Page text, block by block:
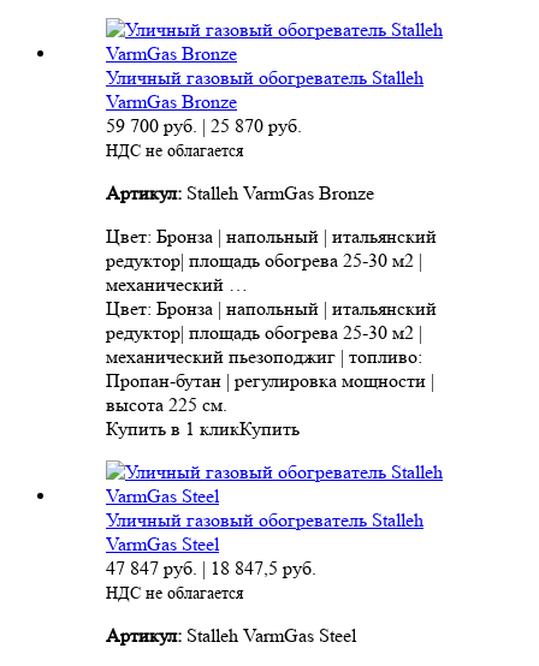
Уличный газовый обогреватель Stalleh
VarmGas Bronze
59 700 руб. | 25 870 руб.
НДС не облагается
Артикул: Stalleh VarmGas Bronze
Цвет: Бронза | напольный | итальянский
редуктор| площадь обогрева 25-30 м2 |
механический …
Цвет: Бронза | напольный | итальянский
редуктор| площадь обогрева 25-30 м2 |
механический пьезоподжиг | топливо:
Пропан-бутан | регулировка мощности |
высота 225 см.
Купить в 1 кликКупить
Уличный газовый обогреватель Stalleh
VarmGas Steel
47 847 руб. | 18 847,5 руб.
НДС не облагается
Артикул: Stalleh VarmGas Steel